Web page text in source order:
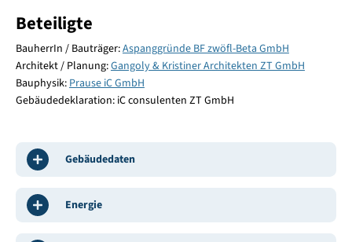
Beteiligte
BauherrIn / Bauträger:Aspanggründe BF zwöfl-Beta GmbH
Architekt / Planung:Gangoly & Kristiner Architekten ZT GmbH
Bauphysik:Prause iC GmbH
Gebäudedeklaration: iC consulenten ZT GmbH
Gebäudedaten
Energie